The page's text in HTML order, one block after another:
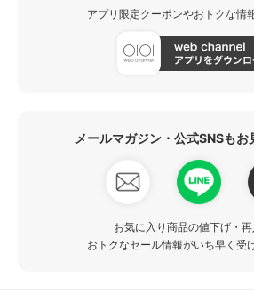
アプリ限定クーポンやおトクな情
メールマガジン・公式SNSもお
お気に入り商品の値下げ・
おトクなセール情報がいち早く受